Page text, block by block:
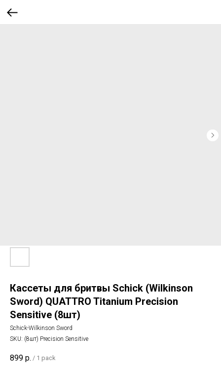
Кассеты для бритвы Schick (Wilkinson
Sword) QUATTRO Titanium Precision
Sensitive (8шт)
Schick-Wilkinson Sword
SKU: (8шт) Precision Sensitive
899 р. / 1 pack